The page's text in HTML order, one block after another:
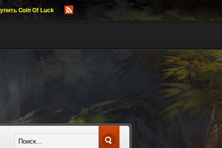
Coin Of Luck